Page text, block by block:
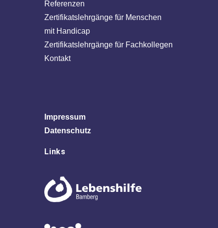
Referenzen
Zertifikatslehrgänge für Menschen
mit Handicap
Zertifikatslehrgänge für Fachkollegen
Kontakt
Impressum
Datenschutz
Links